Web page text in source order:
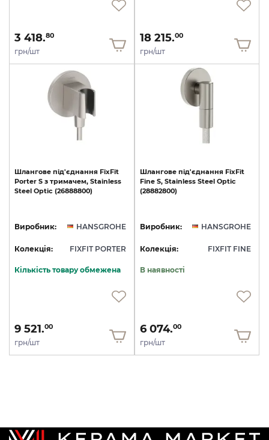
3 418.80
грн/шт
18 215.00
грн/шт
Шлангове під'єднання FixFit
Porter S з тримачем, Stainless
Steel Optic (26888800)
Виробник: HANSGROHE
Колекція: FIXFIT PORTER
Кількість товару обмежена
9 521.00
грн/шт
Шлангове під'єднання FixFit
Fine S, Stainless Steel Optic
(28882800)
Виробник: HANSGROHE
Колекція: FIXFIT FINE
В наявності
6 074.00
грн/шт